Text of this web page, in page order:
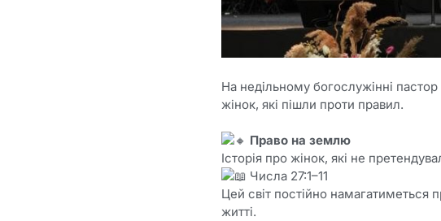
На недільному богослужінні
жінок, які пішли проти правил.
Право на землю
Історія про жінок, які не
Числа 27:1–11
Цей світ постійно намагатиметься
житті.